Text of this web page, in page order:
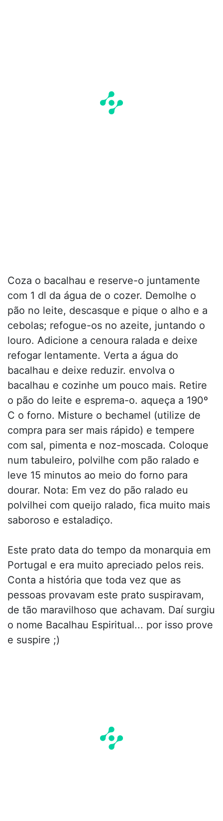
Coza o bacalhau e reserve-o juntamente
com 1 dl da água de o cozer. Demolhe o
pão no leite, descasque e pique o alho e a
cebolas; refogue-os no azeite, juntando o
louro. Adicione a cenoura ralada e deixe
refogar lentamente. Verta a água do
bacalhau e deixe reduzir. envolva o
bacalhau e cozinhe um pouco mais. Retire
o pão do leite e esprema-o. aqueça a 190º
C o forno. Misture o bechamel (utilize de
compra para ser mais rápido) e tempere
com sal, pimenta e noz-moscada. Coloque
num tabuleiro, polvilhe com pão ralado e
leve 15 minutos ao meio do forno para
dourar. Nota: Em vez do pão ralado eu
polvilhei com queijo ralado, fica muito mais
saboroso e estaladiço.
Este prato data do tempo da monarquia em
Portugal e era muito apreciado pelos reis.
Conta a história que toda vez que as
pessoas provavam este prato suspiravam,
de tão maravilhoso que achavam. Daí surgiu
o nome Bacalhau Espiritual... por isso prove
e suspire ;)